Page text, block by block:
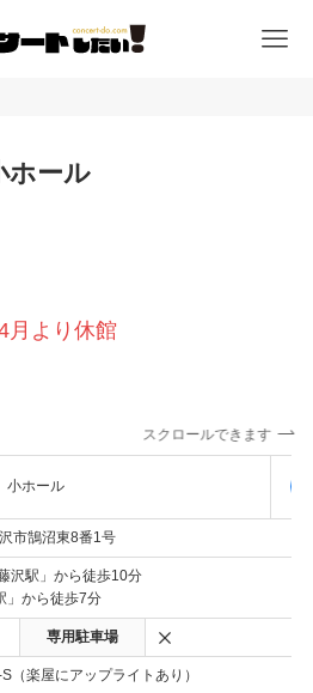
ール
月より休館
スクロールできます
ホール
市鵠沼東8番1号
沢駅」から徒歩10分
」から徒歩7分
専用駐車場
楽屋にアップライトあり）